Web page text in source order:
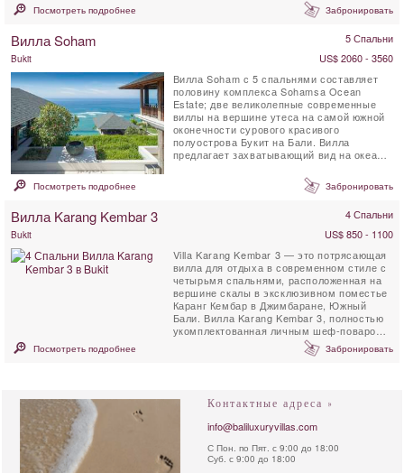
Посмотреть подробнее Забронировать
Вилла Soham 5 Спальни
Bukit
US$ 2060 - 3560
Вилла Soham с 5 спальнями составляет
половину комплекса Sohamsa Ocean
Estate; две великолепные современные
виллы на вершине утеса на самой южной
оконечности сурового красивого
полуострова Букит на Бали. Вилла
предлагает захватывающий вид на океан,
Посмотреть подробнее Забронировать
Вилла Karang Kembar 3 4 Спальни
Bukit
US$ 850 - 1100
Villa Karang Kembar 3 — это потрясающая
вилла для отдыха в современном стиле с
четырьмя спальнями, расположенная на
вершине скалы в эксклюзивном поместье
Каранг Кембар в Джимбаране, Южный
Бали. Вилла Karang Kembar 3, полностью
укомплектованная личным шеф-поваром,
Посмотреть подробнее Забронировать
Контактные адреса »
info@baliluxuryvillas.com
С Пон. по Пят. с 9:00 до 18:00
Суб. с 9:00 до 18:00